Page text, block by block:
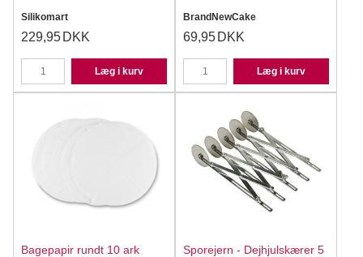
Silikomart
229,95 DKK
Læg i kurv
BrandNewCake
69,95 DKK
Læg i kurv
Bagepapir rundt 10 ark
Sporejern - Dejhjulskærer 5